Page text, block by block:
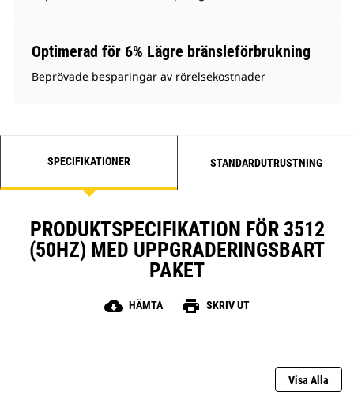
Optimerad för 6% Lägre bränsleförbrukning
Beprövade besparingar av rörelsekostnader
SPECIFIKATIONER STANDARDUTRUSTNING
PRODUKTSPECIFIKATION FÖR 3512
(50HZ) MED UPPGRADERINGSBART
PAKET
cloud_download HÄMTA print SKRIV UT
Visa Alla